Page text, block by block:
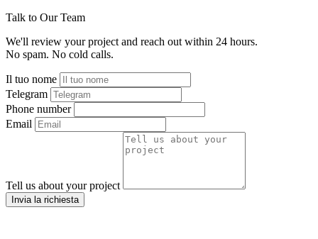
Talk to Our Team
We'll review your project and reach out within 24 hours.
No spam. No cold calls.
Il tuo nome
Telegram
Phone number
Email
Tell us about your project
Invia la richiesta